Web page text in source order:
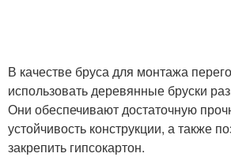
В качестве бруса для монтажа
использовать деревянные бруски
Они обеспечивают достаточную
устойчивость конструкции, а также
закрепить гипсокартон.